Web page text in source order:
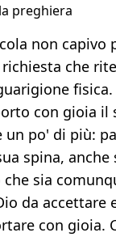
preghiera
non capivo
che
fisica.
con gioia il
un po' di più:
spina,
sia
da accettare
con gioia.